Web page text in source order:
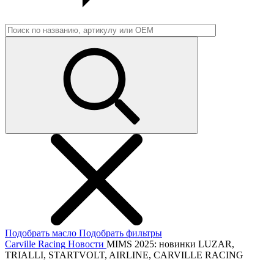
Подобрать масло Подобрать фильтры
Carville Racing Новости MIMS 2025: новинки LUZAR,
TRIALLI, STARTVOLT, AIRLINE, CARVILLE RACING